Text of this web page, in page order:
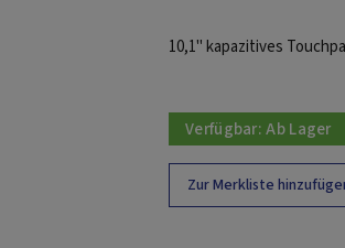
10,1" kapazitives
Verfügbar:Ab Lager
Zur Merkliste